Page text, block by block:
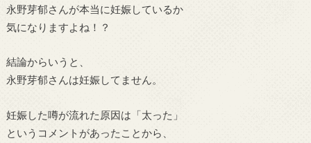
永野芽郁さんが本当に妊娠しているか
気になりますよね！？
結論からいうと、
永野芽郁さんは妊娠してません。
妊娠した噂が流れた原因は「太った」
というコメントがあったことから、